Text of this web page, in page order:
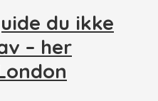
du ikke
– her